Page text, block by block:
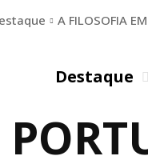
A FILOSOFIA
Destaque